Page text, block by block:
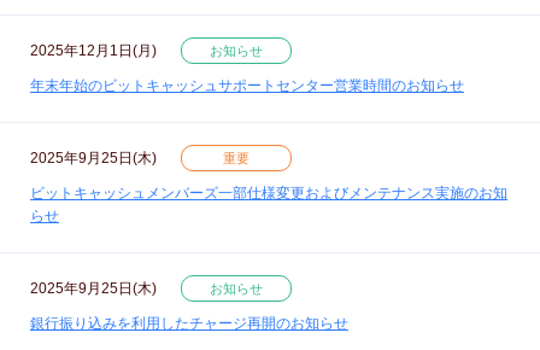
2025年12月1日(月) お知らせ
年末年始のビットキャッシュサポートセンター営業時間のお知らせ
2025年9月25日(木) 重要
ビットキャッシュメンバーズ一部仕様変更およびメンテナンス実施のお知
らせ
2025年9月25日(木) お知らせ
銀行振り込みを利用したチャージ再開のお知らせ